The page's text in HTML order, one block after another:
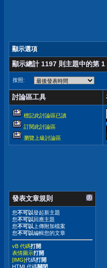
顯示選項
顯示總計 1197 則主題中的第 1
按照:
討論區工具
標記此討論區已讀
訂閱此討論區
瀏覽上級討論區
發表文章規則
您不可以發起新主題
您不可以回應主題
您不可以 上傳附加檔案
您不可以編輯您的文章
vB 代碼打開
表情圖示打開
[IMG]代碼打開
HTML代碼關閉